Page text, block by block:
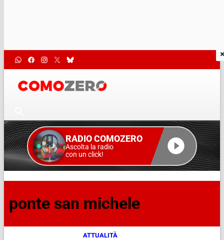
RADIO COMOZERO
Ascolta la radio
con un click!
ponte san michele
ATTUALITÀ